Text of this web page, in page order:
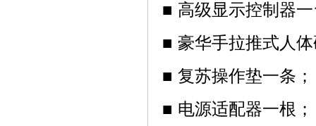
■ 高级显示控制器
■ 豪华手拉推式人
■ 复苏操作垫一条；
■ 电源适配器一根；